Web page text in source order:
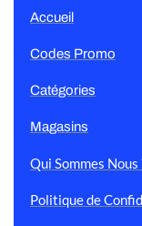
Accueil
Codes Promo
Catégories
Magasins
Qui Sommes Nous
Politique de